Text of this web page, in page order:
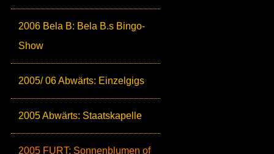
2006 Bela B: Bela B.s Bingo-
Show
2005/ 06 Abwärts: Einzelgigs
2005 Abwärts: Staatskapelle
2005 FURT: Sonnenblumen of